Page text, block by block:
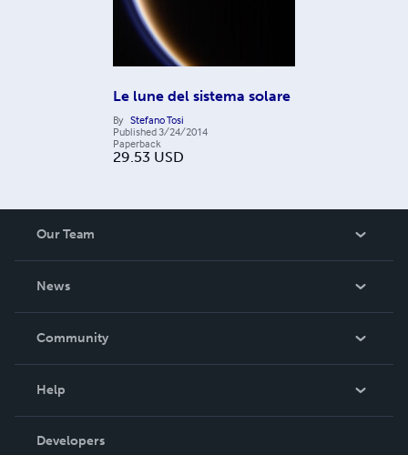
Le lune del sistema solare
By Stefano Tosi
Published3/24/2014
Paperback
29.53 USD
Our Team
News
In The News
Community
Podcast
Help
Order Lookup
Developers